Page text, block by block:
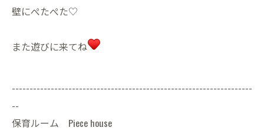
壁にぺたぺた♡
また遊びに来てね
--------------------------------------------------------------------
--
保育ルーム Piece house